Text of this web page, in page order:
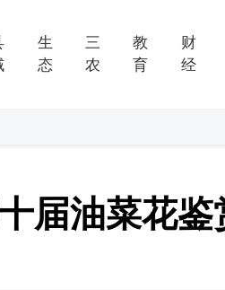
生
态
三
农
教
育
财
经
届油菜花鉴